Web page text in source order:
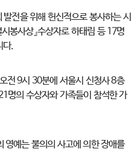
전을 위해 헌신적으로 봉사하는 시
봉사상』수상자로 하태림 등 17명
다.
전 9시 30분에 서울시 신청사 8층
명의 수상자와 가족들이 참석한 가
영예는 불의의 사고에 의한 장애를